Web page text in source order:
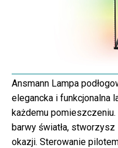
Ansmann Lampa
elegancka i funkcjonalna
każdemu
barwy światła,
okazji. Sterowanie